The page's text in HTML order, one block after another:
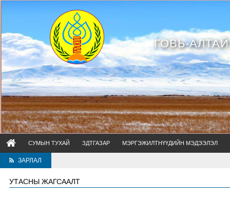
ГОВЬ-
СУМЫН ТУХАЙ ЗДТГАЗАР МЭРГЭЖИЛТНҮҮДИЙН МЭДЭЭЛЭЛ
ЗАРЛАЛ
УТАСНЫ ЖАГСААЛТ